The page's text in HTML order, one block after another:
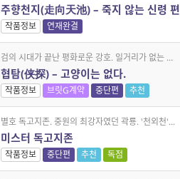
주향천지(走向天池) – 죽지 않는 신령 편
작품정보 연재완결
검의 시대가 끝난 평화로운 강호. 일거리가 없는 ...
협탐(侠探) – 고양이는 없다.
작품정보 브릿G계약 중단편 추천
별호 독고지존. 중원의 최강자였던 곽룡. '천외천'...
미스터 독고지존
작품정보 중단편 추천 독점